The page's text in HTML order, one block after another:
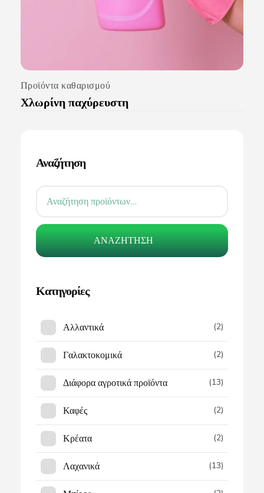
Χλωρίνη παχύρευστη
Προϊόντα καθαρισμού
Αναζήτηση
ΑΝΑΖΉΤΗΣΗ
Κατηγορίες
Αλλαντικά (2)
Γαλακτοκομικά (2)
Διάφορα αγροτικά προϊόντα (13)
Καφές (2)
Κρέατα (2)
Λαχανικά (13)